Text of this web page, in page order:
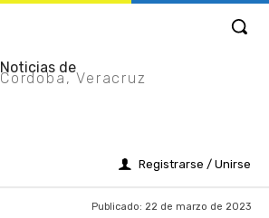
Noticias de
Cordoba, Veracruz
Registrarse / Unirse
Publicado: 22 de marzo de 2023